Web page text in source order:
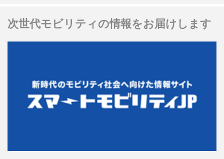
次世代モビリティの情報をお届けします